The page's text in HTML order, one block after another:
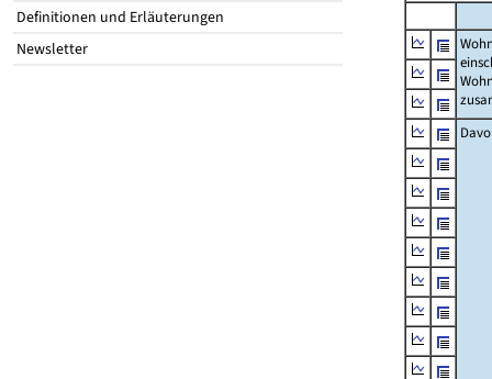
Definitionen und Erläuterungen
Newsletter